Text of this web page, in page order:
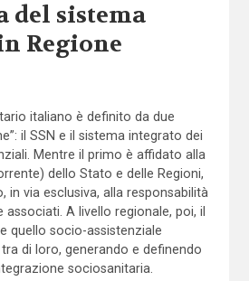
del sistema
Regione
italiano è definito da due
il SSN e il sistema integrato dei
Mentre il primo è affidato alla
dello Stato e delle Regioni,
in via esclusiva, alla responsabilità
associati. A livello regionale, poi, il
quello socio-assistenziale
di loro, generando e definendo
sociosanitaria.